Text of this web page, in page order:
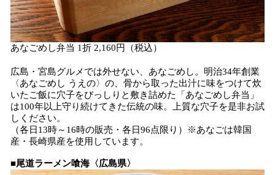
あなごめし弁当 1折 2,160円（税込）
広島・宮島グルメでは外せない、あなごめし。明治34年創業
〈あなごめし うえの〉の、骨から取った出汁に味をつけて炊
いたご飯に穴子をびっしりと敷き詰めた「あなごめし弁当」
は100年以上守り続けてきた伝統の味。上質な穴子を是非お試
しください。
（各日13時～16時の販売・各日96点限り）※あなごは韓国
産・長崎県産を使用しています。
■尾道ラーメン喰海〈広島県〉